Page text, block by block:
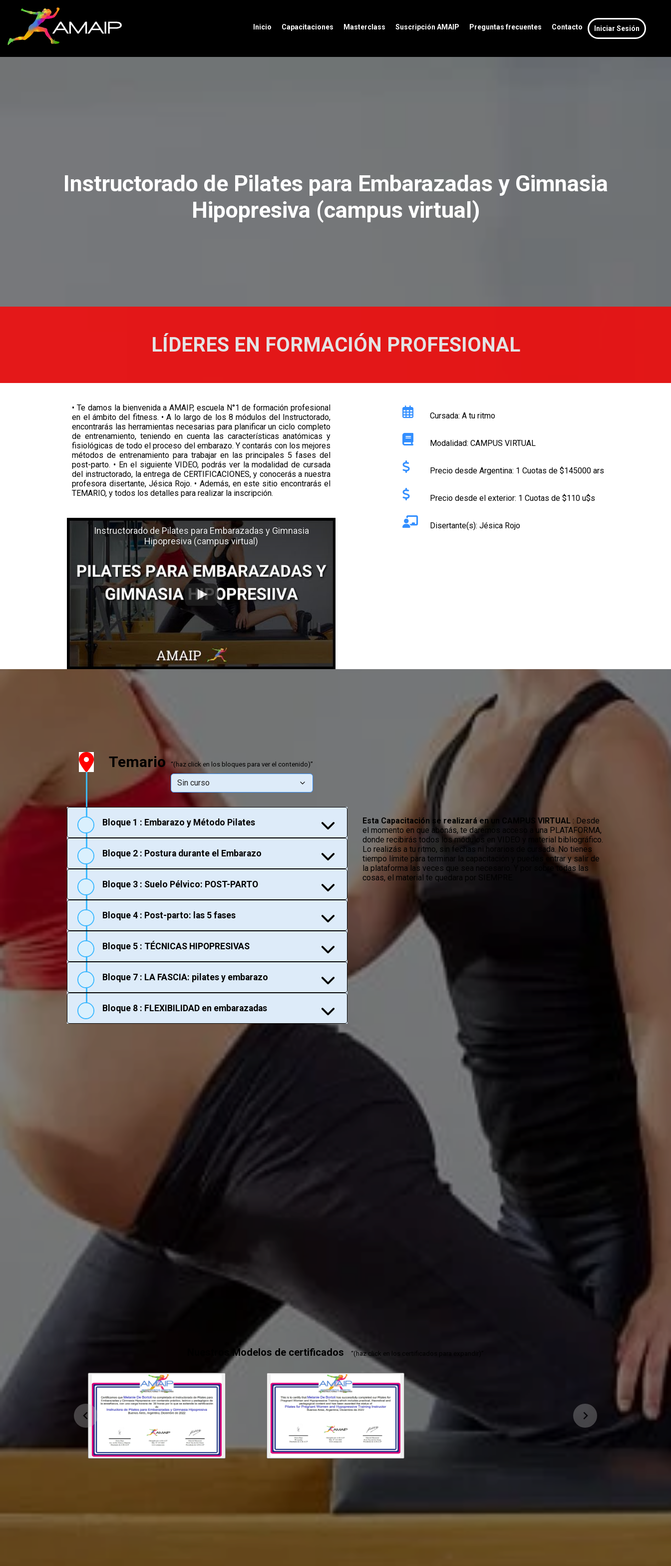
Inicio Capacitaciones Masterclass Suscripción AMAIP Preguntas frecuentes Contacto Iniciar Sesión
Instructorado de Pilates para Embarazadas y Gimnasia
Hipopresiva (campus virtual)
LÍDERES EN FORMACIÓN PROFESIONAL
• Te damos la bienvenida a AMAIP, escuela N°1 de formación profesional
en el ámbito del fitness. • A lo largo de los 8 módulos del Instructorado,
encontrarás las herramientas necesarias para planificar un ciclo completo
de entrenamiento, teniendo en cuenta las características anatómicas y
fisiológicas de todo el proceso del embarazo. Y contarás con los mejores
métodos de entrenamiento para trabajar en las principales 5 fases del
post-parto. • En el siguiente VIDEO, podrás ver la modalidad de cursada
del instructorado, la entrega de CERTIFICACIONES, y conocerás a nuestra
profesora disertante, Jésica Rojo. • Además, en este sitio encontrarás el
TEMARIO, y todos los detalles para realizar la inscripción.
Instructorado de Pilates para Embarazadas y Gimnasia
Hipopresiva (campus virtual)
Cursada: A tu ritmo
Modalidad: CAMPUS VIRTUAL
Precio desde Argentina: 1 Cuotas de $145000 ars
Precio desde el exterior: 1 Cuotas de $110 u$s
Disertante(s): Jésica Rojo
Temario “(haz click en los bloques para ver el contenido)”
Sin curso
Bloque 1 : Embarazo y Método Pilates
Bloque 2 : Postura durante el Embarazo
Bloque 3 : Suelo Pélvico: POST-PARTO
Bloque 4 : Post-parto: las 5 fases
Bloque 5 : TÉCNICAS HIPOPRESIVAS
Bloque 7 : LA FASCIA: pilates y embarazo
Bloque 8 : FLEXIBILIDAD en embarazadas
Esta Capacitación se realizará en un CAMPUS VIRTUAL: Desde
el momento en que abonás, te daremos acceso a una PLATAFORMA,
donde recibirás todos los módulos en VIDEO y material bibliográfico.
Lo realizás a tu ritmo, sin fechas ni horarios de cursada. No tienes
tiempo límite para terminar la capacitación y puedes entrar y salir de
la plataforma las veces que sea necesario. Y por sobre todas las
cosas, el material te quedara por SIEMPRE.
Se parte de la escuela de capacitacion y obtené una certificación única en
Para las consultas, tendrás a disposición el contacto del
profesor disertante, y el contacto oficial de AMAIP, para
despejar tus dudas en todo momento.
método Pilates, teniendo en cuenta las características
anatómicas y fisiológicas de todo el proceso del
embarazo, y el post-parto.
Nuestros Modelos de certificados “(haz click en los certificados para expandir)”